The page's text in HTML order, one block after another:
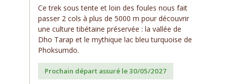
Ce trek sous tente et loin des foules nous fait
passer 2 cols à plus de 5000 m pour découvrir
une culture tibétaine préservée : la vallée de
Dho Tarap et le mythique lac bleu turquoise de
Phoksumdo.
Prochain départ assuré le 30/05/2027